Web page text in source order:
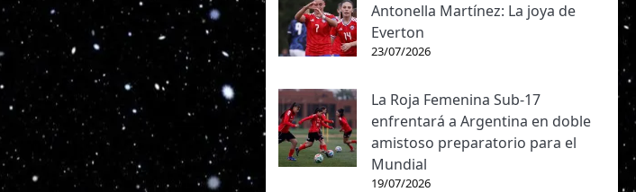
Antonella Martínez: La joya de
Everton
23/07/2026
La Roja Femenina Sub-17
enfrentará a Argentina en doble
amistoso preparatorio para el
Mundial
19/07/2026